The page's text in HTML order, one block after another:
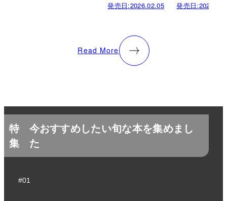
発売日:2026.02.05 発売日:
Read More
特
集
今おすすめしたい旬な本を集めまし
た
#01